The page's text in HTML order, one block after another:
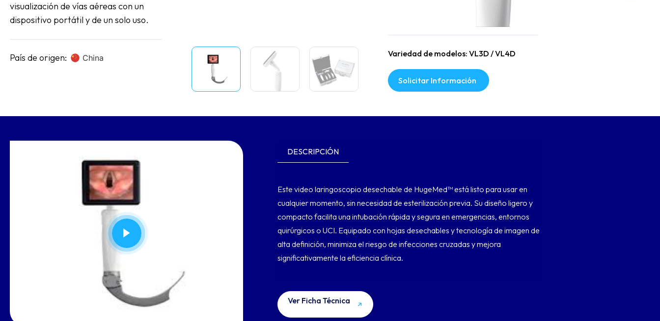
visualización de vías aéreas con un
dispositivo portátil y de un solo uso.
País de origen: China Variedad de modelos: VL3D / VL4D
Solicitar Información
DESCRIPCIÓN
Este video laringoscopio desechable de HugeMed™ está listo para usar en
cualquier momento, sin necesidad de esterilización previa. Su diseño ligero y
compacto facilita una intubación rápida y segura en emergencias, entornos
quirúrgicos o UCI. Equipado con hojas desechables y tecnología de imagen de
alta definición, minimiza el riesgo de infecciones cruzadas y mejora
significativamente la eficiencia clínica.
Ver Ficha Técnica